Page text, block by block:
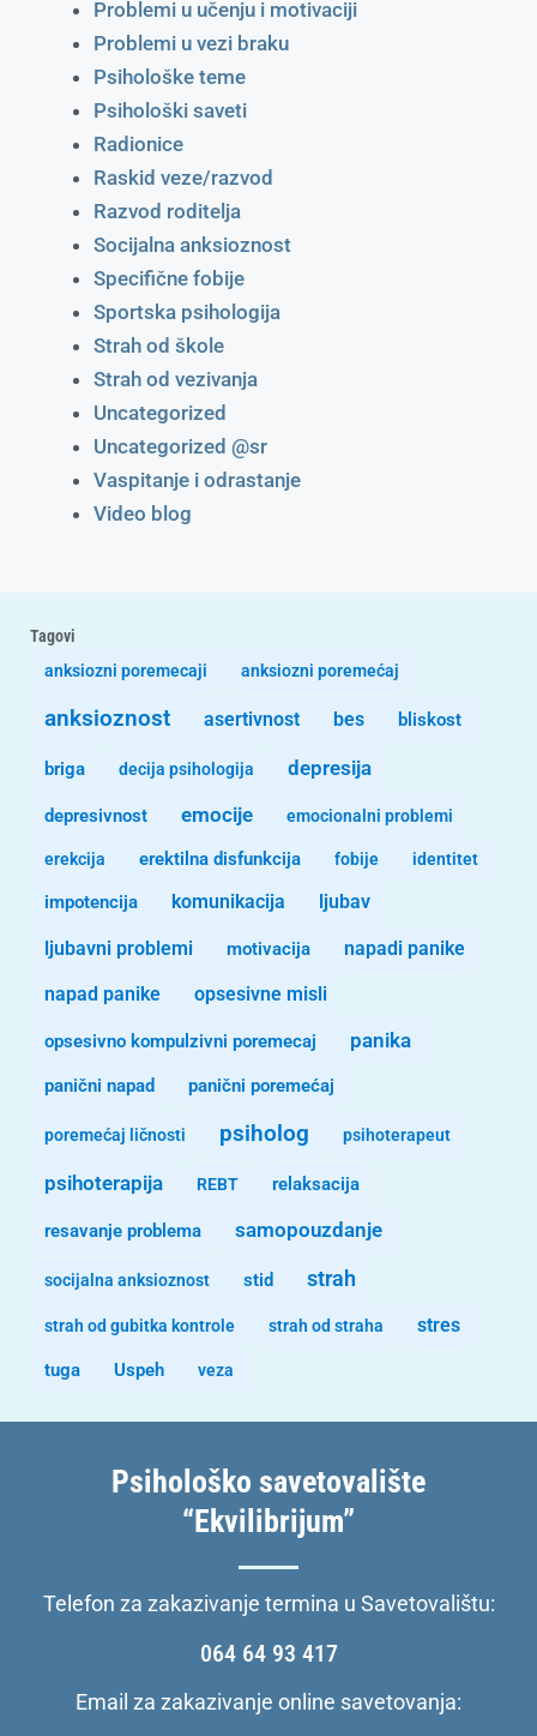
Problemi u učenju i motivaciji
Problemi u vezi braku
Psihološke teme
Psihološki saveti
Radionice
Raskid veze/razvod
Razvod roditelja
Socijalna anksioznost
Specifične fobije
Sportska psihologija
Strah od škole
Strah od vezivanja
Uncategorized
Uncategorized @sr
Vaspitanje i odrastanje
Video blog
Tagovi
anksiozni poremecaji
anksiozni poremećaj
anksioznost asertivnost bes bliskost
briga decija psihologija depresija
depresivnost emocije emocionalni problemi
erekcija erektilna disfunkcija fobije identitet
impotencija komunikacija ljubav
ljubavni problemi motivacija napadi panike
napad panike opsesivne misli
opsesivno kompulzivni poremecaj panika
panični napad panični poremećaj
poremećaj ličnosti psiholog psihoterapeut
psihoterapija REBT relaksacija
resavanje problema samopouzdanje
socijalna anksioznost stid strah
strah od gubitka kontrole strah od straha stres
tuga Uspeh veza
Psihološko savetovalište
“Ekvilibrijum”
Telefon za zakazivanje termina u Savetovalištu:
064 64 93 417
Email za zakazivanje online savetovanja: